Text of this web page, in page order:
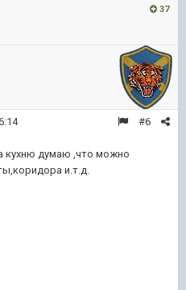
37
#6
кухню думаю ,что можно
и.т.д.